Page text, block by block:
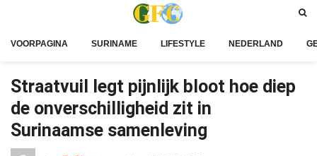
VOORPAGINA SURINAME LIFESTYLE NEDERLAND
Straatvuil legt pijnlijk bloot hoe diep
de onverschilligheid zit in
Surinaamse samenleving